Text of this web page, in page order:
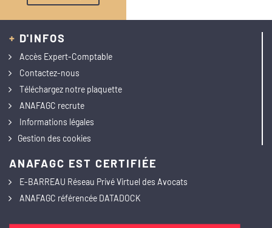
+ D'INFOS
Accès Expert-Comptable
Contactez-nous
Téléchargez notre plaquette
ANAFAGC recrute
Informations légales
Gestion des cookies
ANAFAGC EST CERTIFIÉE
E-BARREAU Réseau Privé Virtuel des Avocats
ANAFAGC référencée DATADOCK